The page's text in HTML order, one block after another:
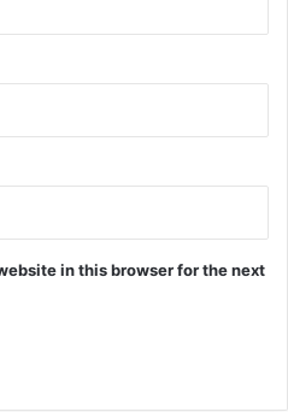
in this browser for the next